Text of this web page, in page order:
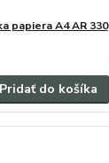
papiera A4 AR 330
Pridať do košíka